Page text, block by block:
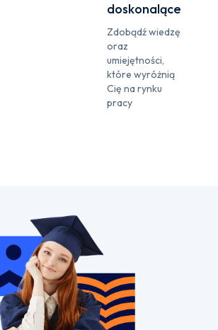
doskonalące
Zdobądź wiedzę
oraz
umiejętności,
które wyróżnią
Cię na rynku
pracy